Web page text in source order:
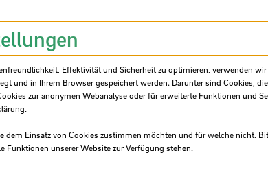
und besseren Aufklärung von
zu erhöhen.
für die
Effektivität und Sicherheit zu optimieren, verwenden
und in Ihrem Browser gespeichert werden. Darunter sind Cookies,
zur anonymen Webanalyse oder für erweiterte Funktionen und
.
dem Einsatz von Cookies zustimmen möchten und für welche nicht.
Funktionen unserer Website zur Verfügung stehen.